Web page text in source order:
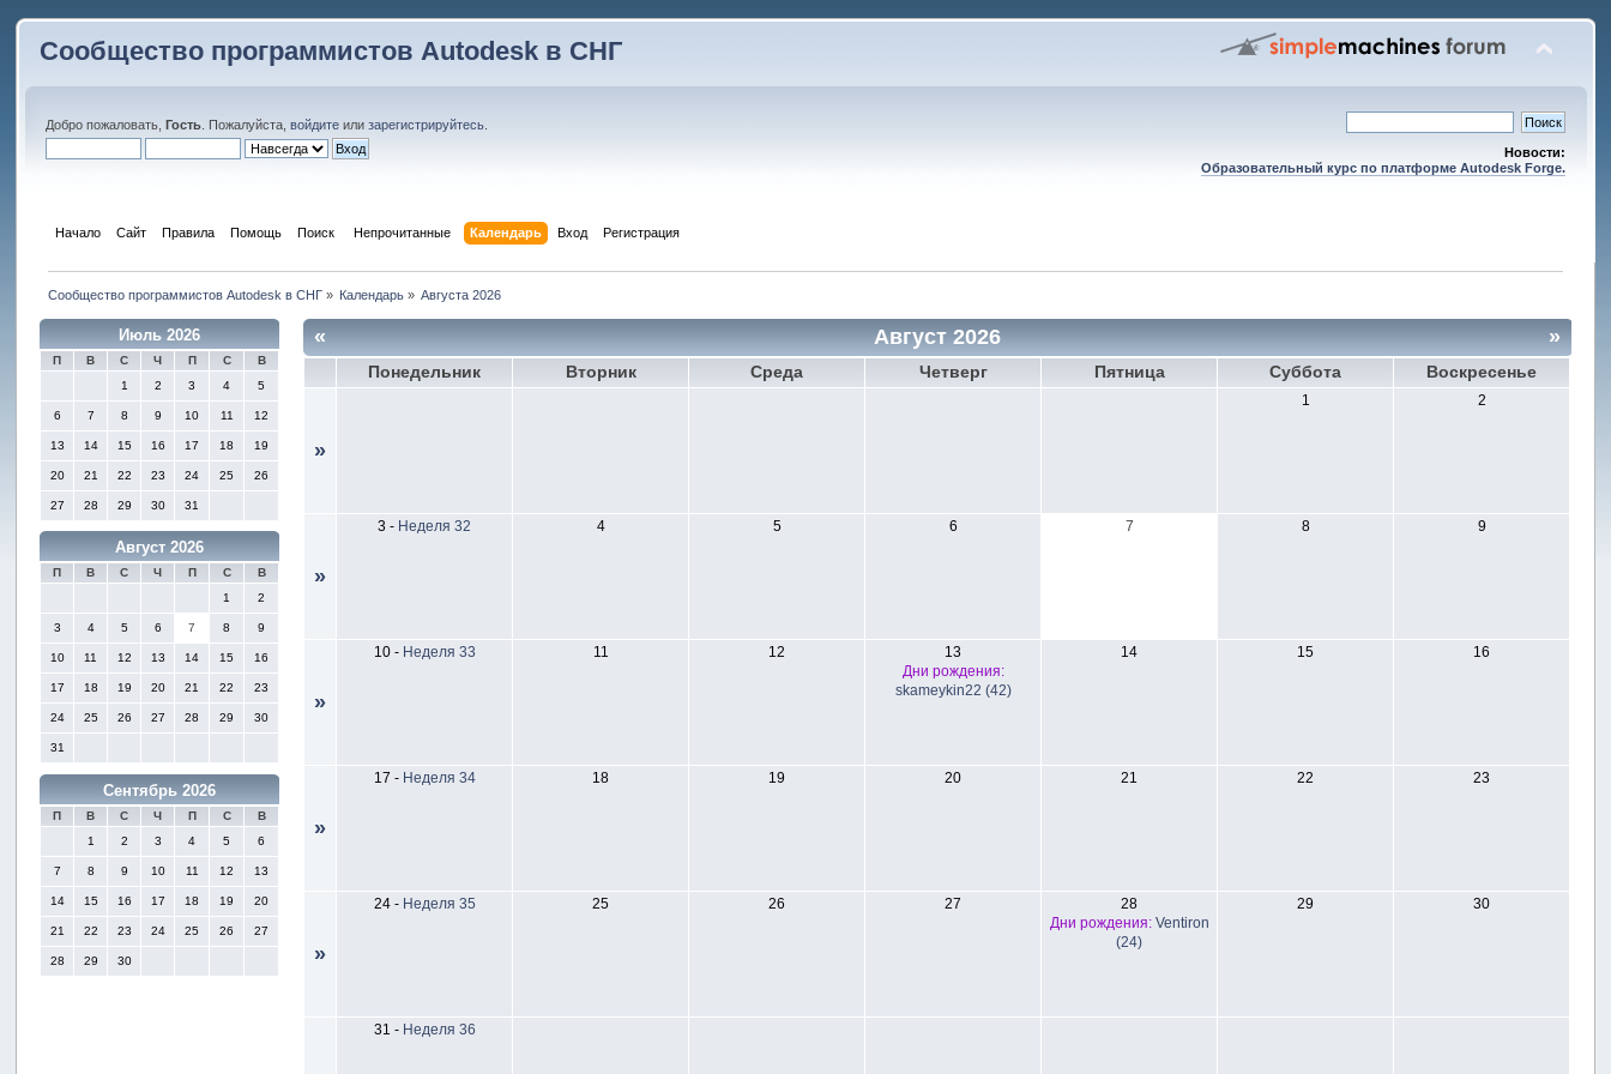
Сообщество программистов Autodesk в СНГ
Добро пожаловать,Гость . Пожалуйста,войдите илизарегистрируйтесь
Новости:
Образовательный курс по платформе Autodesk Forge.
Начало Сайт Правила Помощь Поиск Непрочитанные Календарь Вход Регистрация
Сообщество программистов Autodesk в СНГ» Календарь » Августа 2026
Июль 2026
П В С Ч П С
В
1
2 3 4 5
6 7 8 9 10 11 12
13 14 15 16 17 18 19
20 21 22 23 24 25 26
27 28 29 30 31
Август 2026
П В С Ч П С
В
1
2
3 4 5 6 7 8 9
10 11 12 13 14 15 16
17 18 19 20 21 22 23
24 25 26 27 28 29 30
31
Сентябрь 2026
П В С Ч П С
В
1
2 3 4 5 6
7 8 9 10 11 12 13
14 15 16 17 18 19 20
21 22 23 24 25 26 27
28 29 30
« »
Август 2026
Понедельник Вторник Среда Четверг Пятница Суббота Воскресенье
»
1 2
»
3 - Неделя 32 4 5 6 7 8 9
»
10- Неделя 33 11 12
13
Дни рождения:
skameykin22 (42)
14 15 16
»
17 - Неделя 34 18 19 20 21 22 23
»
24- Неделя 35 25 26 27
28
Дни рождения: Ventiron
(24)
29 30
31 - Неделя 36